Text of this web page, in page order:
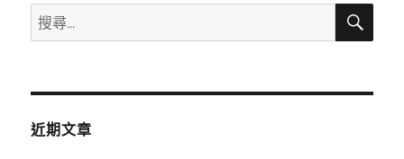
搜
尋
鍵
搜
近期文章